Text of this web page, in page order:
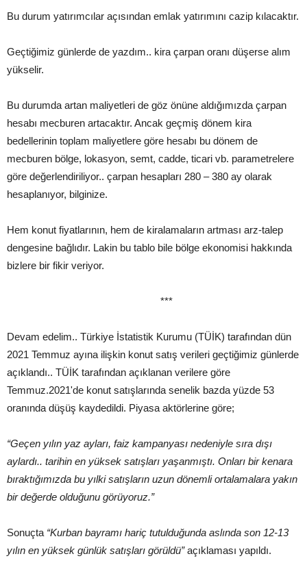
Bu durum yatırımcılar açısından emlak yatırımını cazip kılacaktır.
Geçtiğimiz günlerde de yazdım.. kira çarpan oranı düşerse alım
yükselir.
Bu durumda artan maliyetleri de göz önüne aldığımızda çarpan
hesabı mecburen artacaktır. Ancak geçmiş dönem kira
bedellerinin toplam maliyetlere göre hesabı bu dönem de
mecburen bölge, lokasyon, semt, cadde, ticari vb. parametrelere
göre değerlendiriliyor.. çarpan hesapları 280 – 380 ay olarak
hesaplanıyor, bilginize.
Hem konut fiyatlarının, hem de kiralamaların artması arz-talep
dengesine bağlıdır. Lakin bu tablo bile bölge ekonomisi hakkında
bizlere bir fikir veriyor.
***
Devam edelim.. Türkiye İstatistik Kurumu (TÜİK) tarafından dün
2021 Temmuz ayına ilişkin konut satış verileri geçtiğimiz günlerde
açıklandı.. TÜİK tarafından açıklanan verilere göre
Temmuz.2021'de konut satışlarında senelik bazda yüzde 53
oranında düşüş kaydedildi. Piyasa aktörlerine göre;
“Geçen yılın yaz ayları, faiz kampanyası nedeniyle sıra dışı
aylardı.. tarihin en yüksek satışları yaşanmıştı. Onları bir kenara
bıraktığımızda bu yılki satışların uzun dönemli ortalamalara yakın
bir değerde olduğunu görüyoruz.”
Sonuçta“Kurban bayramı hariç tutulduğunda aslında son 12-13
yılın en yüksek günlük satışları görüldü”açıklaması yapıldı.